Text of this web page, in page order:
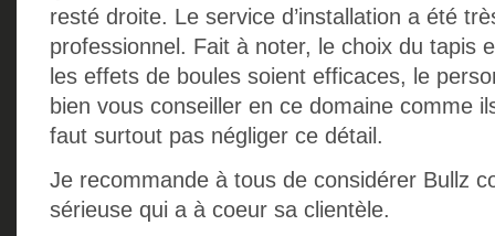
resté droite. Le service d’installation a été
professionnel. Fait à noter, le choix du tapis
les effets de boules soient efficaces, le
bien vous conseiller en ce domaine comme
faut surtout pas négliger ce détail.
Je recommande à tous de considérer Bullz
sérieuse qui a à coeur sa clientèle.